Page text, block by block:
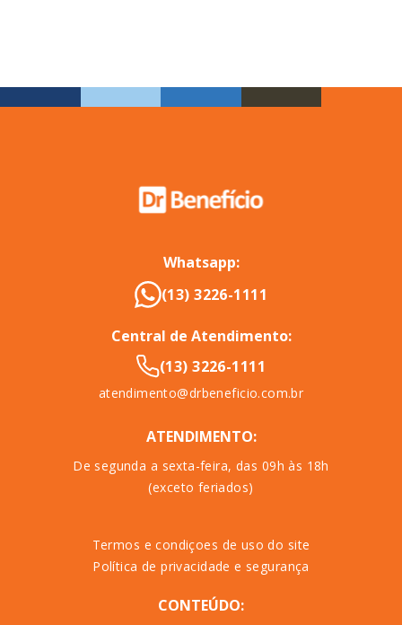
Whatsapp:
(13) 3226-1111
Central de Atendimento:
(13) 3226-1111
atendimento@drbeneficio.com.br
ATENDIMENTO:
De segunda a sexta-feira, das 09h às 18h
(exceto feriados)
Termos e condiçoes de uso do site
Política de privacidade e segurança
CONTEÚDO: